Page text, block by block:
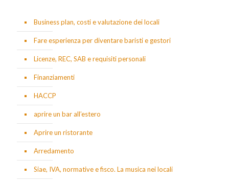
Business plan, costi e valutazione dei locali
Fare esperienza per diventare baristi e gestori
Licenze, REC, SAB e requisiti personali
Finanziamenti
HACCP
aprire un bar all’estero
Aprire un ristorante
Arredamento
Siae, IVA, normative e fisco. La musica nei locali